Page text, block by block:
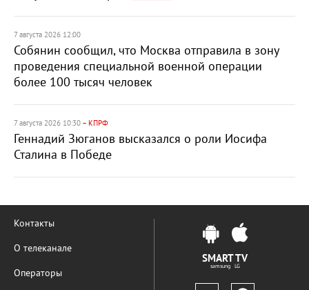
7 августа 2026 12:00
Собянин сообщил, что Москва отправила в зону
проведения специальной военной операции
более 100 тысяч человек
7 августа 2026 10:30 – КПРФ
Геннадий Зюганов высказался о роли Иосифа
Сталина в Победе
Контакты
О телеканале
Операторы
SMART TV
samsung LG